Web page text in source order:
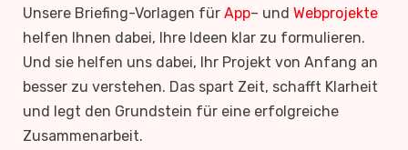
Unsere Briefing-Vorlagen für App– und Webprojekte
helfen Ihnen dabei, Ihre Ideen klar zu formulieren.
Und sie helfen uns dabei, Ihr Projekt von Anfang an
besser zu verstehen. Das spart Zeit, schafft Klarheit
und legt den Grundstein für eine erfolgreiche
Zusammenarbeit.